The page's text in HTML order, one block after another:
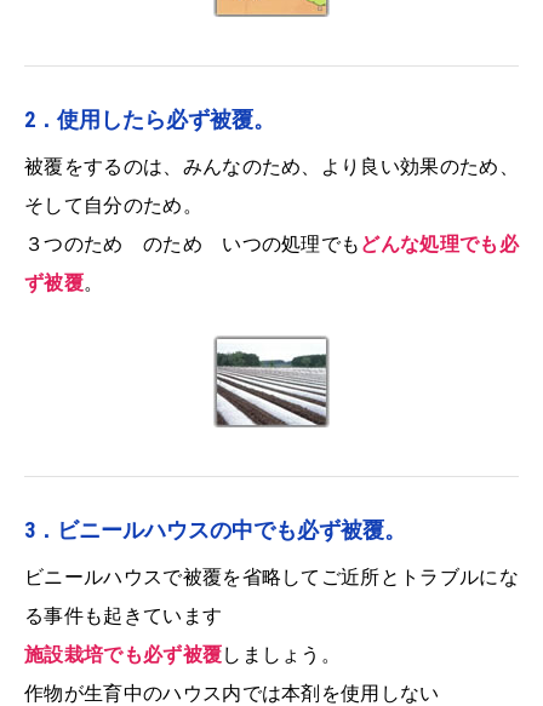
2．使用したら必ず被覆。
被覆をするのは、みんなのため、より良い効果のため、
そして自分のため。
３つのため のため いつの処理でも どんな処理でも必
ず被覆。
3．ビニールハウスの中でも必ず被覆。
ビニールハウスで被覆を省略してご近所とトラブルにな
る事件も起きています
施設栽培でも必ず被覆しましょう。
作物が生育中のハウス内では本剤を使用しない